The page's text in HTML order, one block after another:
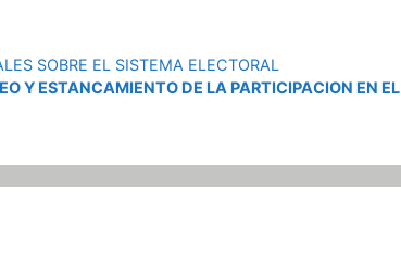
SOBRE EL SISTEMA ELECTORAL
Y ESTANCAMIENTO DE LA PARTICIPACION EN EL